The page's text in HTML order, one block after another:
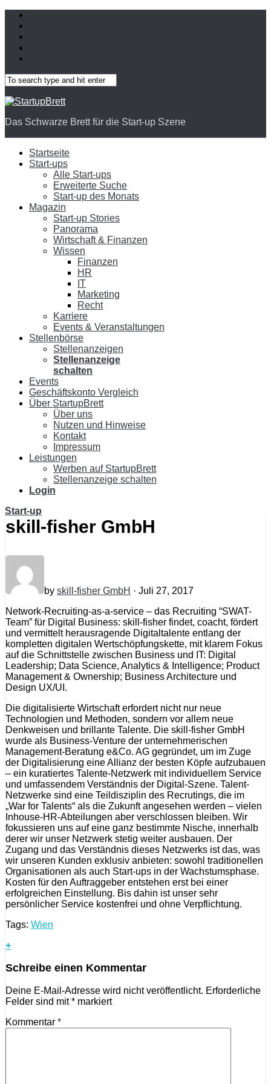
Das Schwarze Brett für die Start-up Szene
Startseite
Start-ups
Alle Start-ups
Erweiterte Suche
Start-up des Monats
Magazin
Start-up Stories
Panorama
Wirtschaft & Finanzen
Wissen
Finanzen
HR
IT
Marketing
Recht
Karriere
Events & Veranstaltungen
Stellenbörse
Stellenanzeigen
Stellenanzeige
schalten
Events
Geschäftskonto Vergleich
Über StartupBrett
Über uns
Nutzen und Hinweise
Kontakt
Impressum
Leistungen
Werben auf StartupBrett
Stellenanzeige schalten
Login
Start-up
skill-fisher GmbH
by skill-fisher GmbH · Juli 27, 2017
Network-Recruiting-as-a-service – das Recruiting “SWAT-
Team” für Digital Business: skill-fisher findet, coacht, fördert
und vermittelt herausragende Digitaltalente entlang der
kompletten digitalen Wertschöpfungskette, mit klarem Fokus
auf die Schnittstelle zwischen Business und IT: Digital
Leadership; Data Science, Analytics & Intelligence; Product
Management & Ownership; Business Architecture und
Design UX/UI.
Die digitalisierte Wirtschaft erfordert nicht nur neue
Technologien und Methoden, sondern vor allem neue
Denkweisen und brillante Talente. Die skill-fisher GmbH
wurde als Business-Venture der unternehmerischen
Management-Beratung e&Co. AG gegründet, um im Zuge
der Digitalisierung eine Allianz der besten Köpfe aufzubauen
– ein kuratiertes Talente-Netzwerk mit individuellem Service
und umfassendem Verständnis der Digital-Szene. Talent-
Netzwerke sind eine Teildisziplin des Recrutings, die im
„War for Talents“ als die Zukunft angesehen werden – vielen
Inhouse-HR-Abteilungen aber verschlossen bleiben. Wir
fokussieren uns auf eine ganz bestimmte Nische, innerhalb
derer wir unser Netzwerk stetig weiter ausbauen. Der
Zugang und das Verständnis dieses Netzwerks ist das, was
wir unseren Kunden exklusiv anbieten: sowohl traditionellen
Organisationen als auch Start-ups in der Wachstumsphase.
Kosten für den Auftraggeber entstehen erst bei einer
erfolgreichen Einstellung. Bis dahin ist unser sehr
persönlicher Service kostenfrei und ohne Verpflichtung.
Tags: Wien
+
Schreibe einen Kommentar
Deine E-Mail-Adresse wird nicht veröffentlicht. Erforderliche
Felder sind mit* markiert
Kommentar *